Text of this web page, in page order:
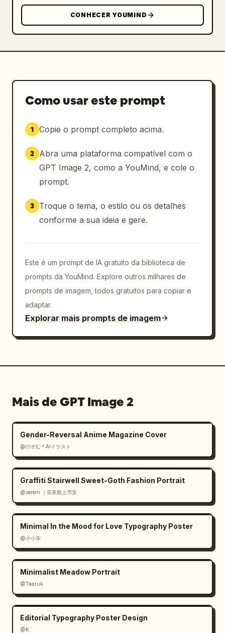
com haste e borda de metal
dourado","details":["emblema circular da
Universidade Tsinghua na cúpula","padrão de
Pequim","position":"direita","bodyColor":"
texturizado com haste e borda de metal
Universidade de Pequim na cúpula","padrão de
acima da haste","caracteres chineses na base
lendo 北京大学"]}],"sideMottos":{"left":
{"count":2,"labels":["自强不息","厚德载
步","民主科学"]}} ,"lighting":"luz direcional
quente tipo pôr do sol com destaques luxuosos
e sombras suaves"},"designPanel":{"emblems":
1898"]},"architectureIcons":
{"count":2,"labels":["ilustração do portão de
Tsinghua","ilustração do portão de
学","bodyText":"pequeno texto descritivo em
chinês explicando a colaboração e o espírito
acadêmico compartilhado"},"shoppingBags":
{"color":"vermelho","branding":"logotipo da
Universidade de Pequim e arte linear do
campus em dourado"}]},"cupSleeves":
{"count":2,"items":
[{"color":"roxo","graphics":"logotipos
dourados e ilustração linear do portão de
Tsinghua"},
{"color":"vermelho","graphics":"logotipos
dourados e ilustração linear do portão de
Pequim"}]},"mascots":{"style":"mascotes tigre
chibi 3D de alta qualidade tipo pelúcia com
olhos brilhantes grandes, pelo macio e
proporções de brinquedo
colecionável","count":2,"items":[{"name":"
com listras lavanda","outfit":"moletom roxo
cabeça, pequeno livro na pata"},{"name":"
CONHECER YOUMIND
Como usar este prompt
1 Copie o prompt completo acima.
2
Abra uma plataforma compatível com o
GPT Image 2, como a YouMind, e cole o
prompt.
3
Troque o tema, o estilo ou os detalhes
conforme a sua ideia e gere.
Este é um prompt de IA gratuito da biblioteca de
prompts da YouMind. Explore outros milhares de
prompts de imagem, todos gratuitos para copiar e
adaptar.
Explorar mais prompts de imagem
Mais de GPT Image 2
Gender-Reversal Anime Magazine Cover
@のぞむ＊AIイラスト
Graffiti Stairwell Sweet-Goth Fashion Portrait
@serein ｜买美股上币安
Minimal In the Mood for Love Typography Poster
@小小东
Minimalist Meadow Portrait
@Taaruk
Editorial Typography Poster Design
@K